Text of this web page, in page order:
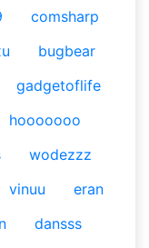
comsharp
bugbear
gadgetoflife
hooooooo
wodezzz
vinuu
eran
dansss